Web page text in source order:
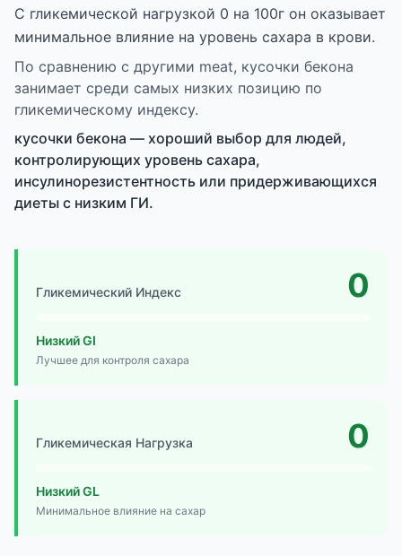
С гликемической нагрузкой 0 на 100г он оказывает
минимальное влияние на уровень сахара в крови.
По сравнению с другими meat, кусочки бекона
занимает среди самых низких позицию по
гликемическому индексу.
кусочки бекона — хороший выбор для людей,
контролирующих уровень сахара,
инсулинорезистентность или придерживающихся
диеты с низким ГИ.
Гликемический Индекс 0
Низкий GI
Лучшее для контроля сахара
Гликемическая Нагрузка 0
Низкий GL
Минимальное влияние на сахар